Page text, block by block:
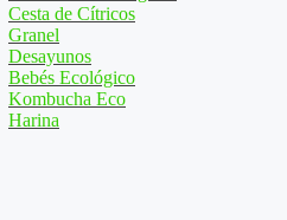
Cesta de Cítricos
Granel
Desayunos
Bebés Ecológico
Kombucha Eco
Harina